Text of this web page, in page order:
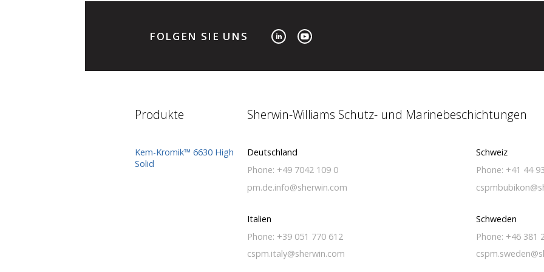
FOLGEN SIE UNS
Produkte
Kem-Kromik™ 6630 High
Solid
Sherwin-Williams Schutz- und Marinebeschichtungen
Deutschland
Phone: +49 7042 109 0
pm.de.info@sherwin.com
Schweiz
Phone: +41 44
Italien
Phone: +39 051 770 612
cspm.italy@sherwin.com
Schweden
Phone: +46 381